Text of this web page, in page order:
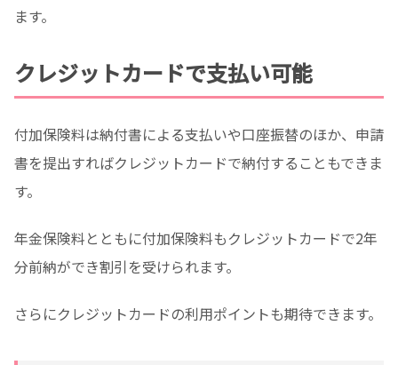
ます。
クレジットカードで支払い可能
付加保険料は納付書による支払いや口座振替のほか、申請
書を提出すればクレジットカードで納付することもできま
す。
年金保険料とともに付加保険料もクレジットカードで2年
分前納ができ割引を受けられます。
さらにクレジットカードの利用ポイントも期待できます。